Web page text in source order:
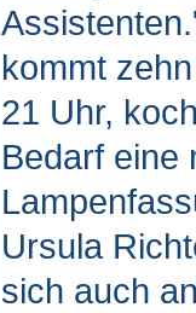
kommt
21 Uhr,
Bedarf eine
Ursula
sich auch